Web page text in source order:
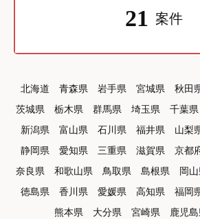
21 案件
北海道 青森県 岩手県 宮城県 秋田
茨城県
栃木県 群馬県 埼玉県 千葉県
新潟県
富山県 石川県 福井県 山梨
静岡県
愛知県 三重県 滋賀県 京都
奈良県
和歌山県 鳥取県 島根県 岡
徳島県
香川県 愛媛県 高知県 福岡
熊本県
大分県 宮崎県 鹿児